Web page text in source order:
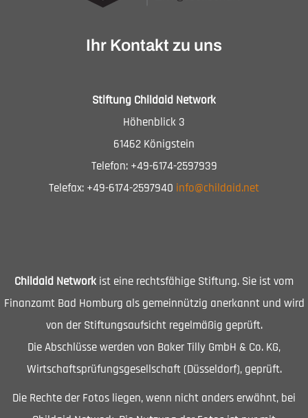
Ihr Kontakt zu uns
Stiftung Childaid Network
Höhenblick 3
61462 Königstein
Telefon: +49-6174-2597939
Telefax: +49-6174-2597940 info@childaid.net
Childaid Network ist eine rechtsfähige Stiftung. Sie ist vom
Finanzamt Bad Homburg als gemeinnützig anerkannt und wird
von der Stiftungsaufsicht regelmäßig geprüft.
Die Abschlüsse werden von Baker Tilly GmbH & Co. KG,
Wirtschaftsprüfungsgesellschaft (Düsseldorf), geprüft.
Die Rechte der Fotos liegen, wenn nicht anders erwähnt, bei